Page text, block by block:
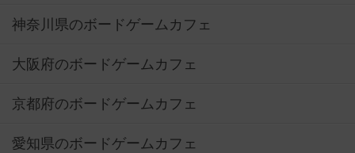
神奈川県のボードゲームカフェ
大阪府のボードゲームカフェ
京都府のボードゲームカフェ
愛知県のボードゲームカフェ